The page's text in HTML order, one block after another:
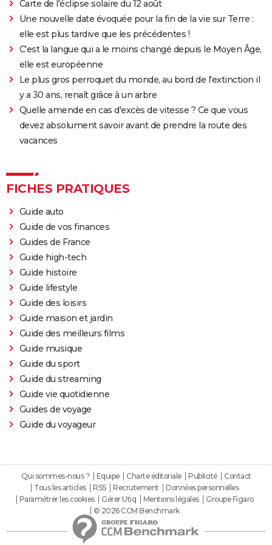
Carte de l'éclipse solaire du 12 août
Une nouvelle date évoquée pour la fin de la vie sur Terre :
elle est plus tardive que les précédentes !
C'est la langue qui a le moins changé depuis le Moyen Âge,
elle est européenne
Le plus gros perroquet du monde, au bord de l'extinction il
y a 30 ans, renaît grâce à un arbre
Quelle amende en cas d'excès de vitesse ? Ce que vous
devez absolument savoir avant de prendre la route des
vacances
FICHES PRATIQUES
Guide auto
Guide de vos finances
Guides de France
Guide high-tech
Guide histoire
Guide lifestyle
Guide des loisirs
Guide maison et jardin
Guide des meilleurs films
Guide musique
Guide du sport
Guide du streaming
Guide vie quotidienne
Guides de voyage
Guide du voyageur
Qui sommes-nous ? Equipe Charte éditoriale Publicité
Contact
Tous les articles
RSS Recrutement
Données personnelles
Paramétrer les cookies
Gérer Utiq Mentions légales
Groupe Figaro
© 2026 CCM Benchmark